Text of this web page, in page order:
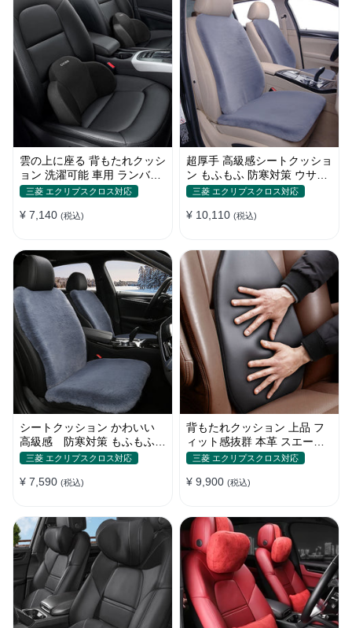
雲の上に座る 背もたれクッシ
ョン 洗濯可能 車用 ランバー
サポート 車通勤運転 長距離
三菱 エクリプスクロス対応
¥ 7,140 (税込)
超厚手 高級感シートクッショ
ン もふもふ 防寒対策 ウサギ
の毛 暖かい 車用 冬保温
三菱 エクリプスクロス対応
¥ 10,110 (税込)
シートクッション かわいい
高級感 防寒対策 もふもふ
ウサギ 暖かい 車用 冬保温
三菱 エクリプスクロス対応
¥ 7,590 (税込)
背もたれクッション 上品 フ
ィット感抜群 本革 スエード
リネン おしゃれ 腰痛 空気
三菱 エクリプスクロス対応
¥ 9,900 (税込)